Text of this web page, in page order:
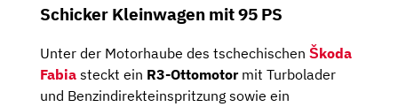
Schicker Kleinwagen mit 95 PS
Unter der Motorhaube des tschechischen Škoda
Fabia steckt ein R3-Ottomotormit Turbolader
und Benzindirekteinspritzung sowie ein